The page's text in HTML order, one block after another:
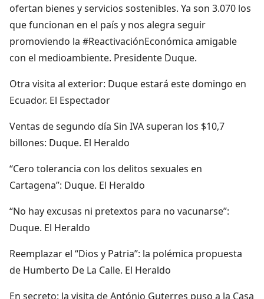
ofertan bienes y servicios sostenibles. Ya son 3.070 los
que funcionan en el país y nos alegra seguir
promoviendo la #ReactivaciónEconómica amigable
con el medioambiente. Presidente Duque.
Otra visita al exterior: Duque estará este domingo en
Ecuador. El Espectador
Ventas de segundo día Sin IVA superan los $10,7
billones: Duque. El Heraldo
“Cero tolerancia con los delitos sexuales en
Cartagena”: Duque. El Heraldo
“No hay excusas ni pretextos para no vacunarse”:
Duque. El Heraldo
Reemplazar el “Dios y Patria”: la polémica propuesta
de Humberto De La Calle. El Heraldo
En secreto: la visita de António Guterres puso a la Casa